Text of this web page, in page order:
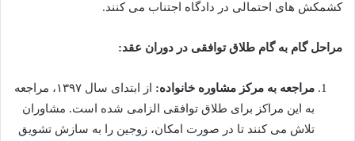
کشمکش های احتمالی در دادگاه اجتناب می کنند.
مراحل گام به گام طلاق توافقی در دوران عقد:
مراجعه به مرکز مشاوره خانواده:
از ابتدای سال ۱۳۹۷، مراجعه
به این مراکز برای طلاق توافقی الزامی شده است. مشاوران
تلاش می کنند تا در صورت امکان، زوجین را به سازش تشویق